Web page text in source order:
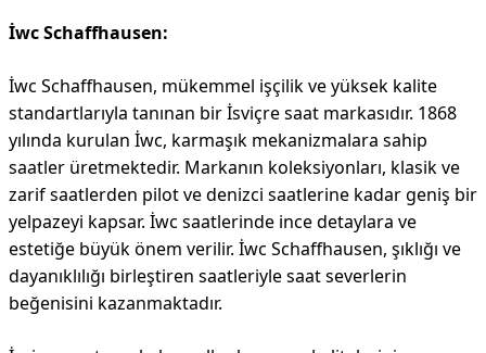
İwc Schaffhausen:
İwc Schaffhausen, mükemmel işçilik ve yüksek kalite
standartlarıyla tanınan bir İsviçre saat markasıdır. 1868
yılında kurulan İwc, karmaşık mekanizmalara sahip
saatler üretmektedir. Markanın koleksiyonları, klasik ve
zarif saatlerden pilot ve denizci saatlerine kadar geniş bir
yelpazeyi kapsar. İwc saatlerinde ince detaylara ve
estetiğe büyük önem verilir. İwc Schaffhausen, şıklığı ve
dayanıklılığı birleştiren saatleriyle saat severlerin
beğenisini kazanmaktadır.